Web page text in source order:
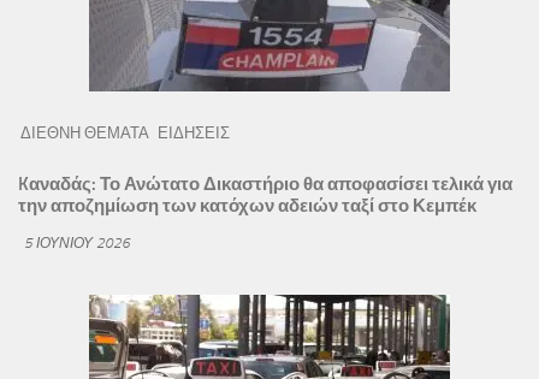
ΔΙΕΘΝΗ ΘΕΜΑΤΑ ΕΙΔΗΣΕΙΣ
Kαναδάς: Το Ανώτατο Δικαστήριο θα αποφασίσει τελικά για
την αποζημίωση των κατόχων αδειών ταξί στο Κεμπέκ
5 ΙΟΥΝΊΟΥ 2026